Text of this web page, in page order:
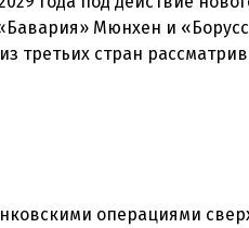
Мюнхен и
третьих стран
операциями